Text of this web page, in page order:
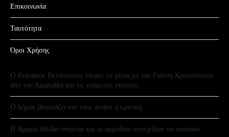
Επικοινωνία
Ταυτότητα
Όροι Χρήσης
Ο Κυριάκος Βελόπουλος έδωσε τα χέρια με τον Γιάννη Χριστόπουλο
από την Αμαλιάδα για τις επόμενες εκλογές.
Ο Δήμος βουλιάζει και τους φταίει η κριτική;
Η Αρχαία Ήλιδα πνίγεται και οι αρμόδιοι συνεχίζουν να σιωπούν